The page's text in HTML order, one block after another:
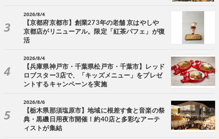
2026/8/4
【京都府京都市】創業273年の老舗 京はやしや
京都店がリニューアル。限定「紅茶パフェ」が復
活
2026/8/4
【兵庫県神戸市・千葉県松戸市・千葉市】レッド
ロブスター3店で、「キッズメニュー」をプレゼ
ントするキャンペーンを実施
2026/8/6
【栃木県那須塩原市】地域に根差す食と音楽の祭
典・黒磯日用夜市開催！約40店と多彩なアーテ
ィストが集結